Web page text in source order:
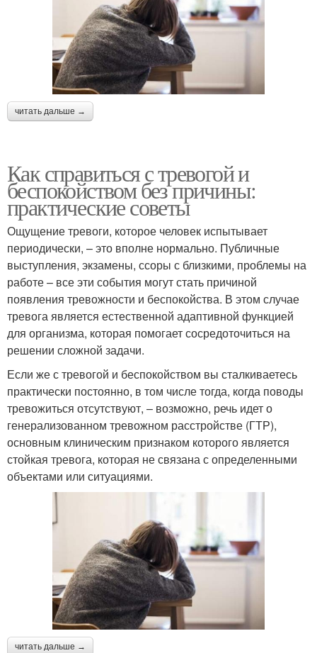
читать дальше →
Как справиться с тревогой и
беспокойством без причины:
практические советы
Ощущение тревоги, которое человек испытывает
периодически, – это вполне нормально. Публичные
выступления, экзамены, ссоры с близкими, проблемы на
работе – все эти события могут стать причиной
появления тревожности и беспокойства. В этом случае
тревога является естественной адаптивной функцией
для организма, которая помогает сосредоточиться на
решении сложной задачи.
Если же с тревогой и беспокойством вы сталкиваетесь
практически постоянно, в том числе тогда, когда поводы
тревожиться отсутствуют, – возможно, речь идет о
генерализованном тревожном расстройстве (ГТР),
основным клиническим признаком которого является
стойкая тревога, которая не связана с определенными
объектами или ситуациями.
читать дальше →